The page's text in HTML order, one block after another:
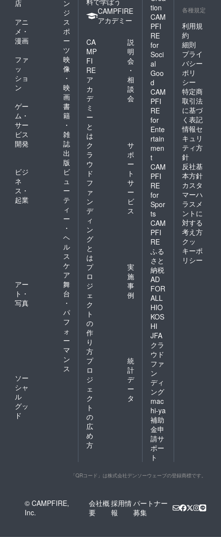
店
ン
ジ
アニ
メ・
漫画
ス
ポ
ー
ツ
ファ
ッ
ショ
ン
映
像
・
映
画
ゲー
ム・
サー
ビス
開発
書
籍
・
雑
誌
出
版
ビジ
ネ
ス・
起業
ビ
ュ
ー
テ
ィ
ー
・
ヘ
ル
ス
ケ
ア
アー
ト・
写真
舞
台
・
パ
フ
ォ
ー
マ
ン
ス
ソー
シャ
ル
グッ
ド
CAMPFIRE
アカデミー
CA
MP
FI
RE
ア
カ
デ
ミ
ー
と
は
説
明
会
・
相
談
会
ク
ラ
ウ
ド
フ
ァ
ン
デ
ィ
ン
グ
と
は
サ
ポ
ー
ト
サ
ー
ビ
ス
プ
ロ
ジ
ェ
ク
ト
の
作
り
方
実
施
事
例
プ
ロ
ジ
ェ
ク
ト
の
広
め
方
統
計
デ
ー
タ
tion
CAM
PFI
RE
for
Soci
al
Goo
d
CAM
PFI
RE
for
Ente
rtain
men
t
CAM
PFI
RE
for
Spor
ts
CAM
PFI
RE
ふる
さと
納税
AD
FOR
ALL
HIO
KOS
HI
JFA
クラ
ウド
ファ
ン
ディ
ング
mac
hi-ya
補助
金申
請サ
ポー
ト
各種規定
利用規
約
細則
プライ
バシー
ポリ
シー
特定商
取引法
に基づ
く表記
情報セ
キュリ
ティ方
針
反社基
本方針
カスタ
マーハ
ラスメ
ントに
対する
考え方
クッ
キーポ
リシー
「QRコード」は株式会社デンソーウェーブの登録商標です。
© CAMPFIRE,
Inc.
会社概
要
採用情
報
パートナー
募集